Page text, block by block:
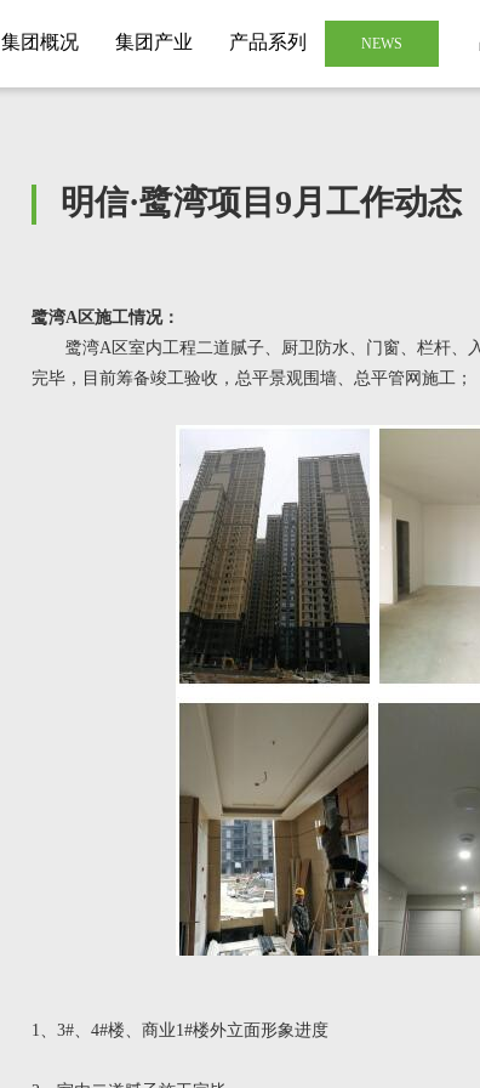
集团概况 集团产业 产品系列 NEWS
明信·鹭湾项目9月工作动态
鹭湾A区施工情况：
鹭湾A区室内工程二道腻子、厨卫防水、门窗、栏杆、
完毕，目前筹备竣工验收，总平景观围墙、总平管网施工；
1、3#、4#楼、商业1#楼外立面形象进度